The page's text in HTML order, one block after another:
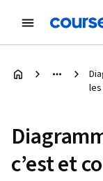
c’est et